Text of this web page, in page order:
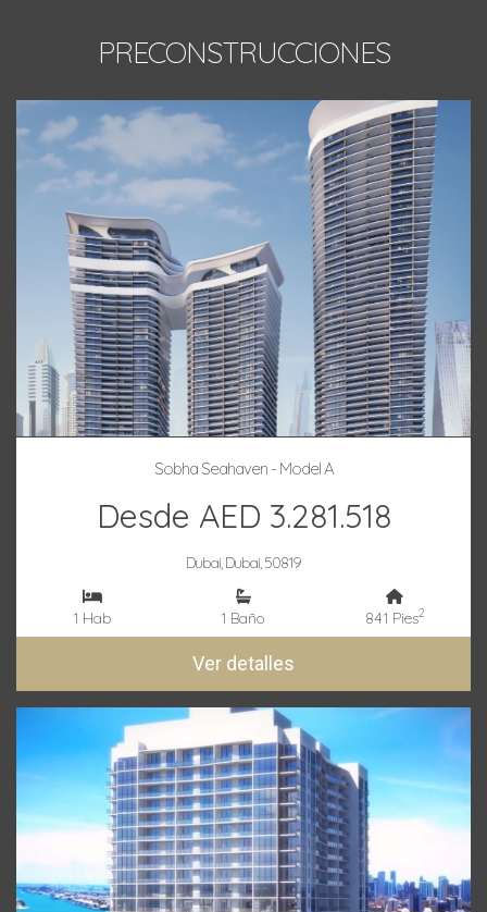
PRECONSTRUCCIONES
Sobha Seahaven - Model A
Desde AED 3.281.518
Dubai, Dubai, 50819
1 Hab 1 Baño 841 Pies2
Ver detalles